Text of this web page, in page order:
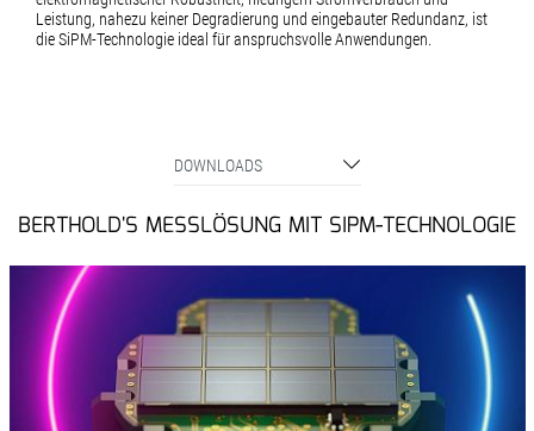
Leistung, nahezu keiner Degradierung und eingebauter Redundanz, ist
die SiPM-Technologie ideal für anspruchsvolle Anwendungen.
DOWNLOADS
BERTHOLD'S MESSLÖSUNG MIT SIPM-TECHNOLOGIE